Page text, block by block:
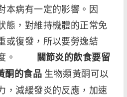
本病有一定的影響。因
態，對維持機體的正常免
或復發，所以要勞逸結
度。 關節炎的飲食要留
酮的食品 生物類黃酮可以
，減緩發炎的反應，加速